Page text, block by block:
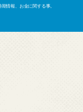
情報、お金に関する事。